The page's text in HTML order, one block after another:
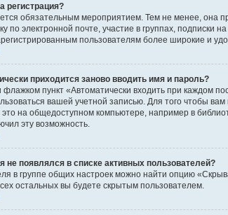
регистрация?
обязательным мероприятием. Тем не менее, она
по электронной почте, участие в группах, подписки
пользователям более широкие и
приходится заново вводить имя и пароль?
пункт «Автоматически входить при каждом
вашей учетной записью. Для того чтобы
на общедоступном компьютере, например в
эту возможность.
не появлялся в списке активных пользователей?
в группе общих настроек можно найти опцию
остальных вы будете скрытым пользователем.